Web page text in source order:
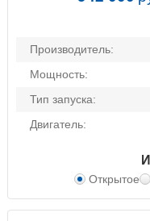
Производитель:
Мощность:
Тип запуска:
Двигатель:
Открытое